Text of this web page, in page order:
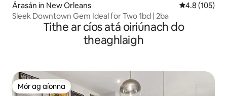
Árasán in New Orleans Meánrátáil
4.8 (105)
Sleek Downtown Gem Ideal for Two 1bd | 2ba
Tithe ar cíos atá oiriúnach do
theaghlaigh
Mór ag aíonna
Mór ag aíonna